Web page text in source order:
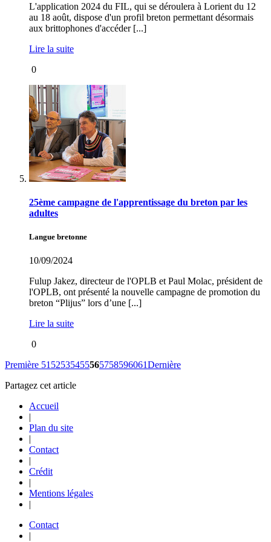
L'application 2024 du FIL, qui se déroulera à Lorient du 12
au 18 août, dispose d'un profil breton permettant désormais
aux brittophones d'accéder [...]
Lire la suite
0
25ème campagne de l'apprentissage du breton par les
adultes
Langue bretonne
10/09/2024
Fulup Jakez, directeur de l'OPLB et Paul Molac, président de
l'OPLB, ont présenté la nouvelle campagne de promotion du
breton “Plijus” lors d’une [...]
Lire la suite
0
Première 5152535455565758596061Dernière
Partagez cet article
Accueil
|
Plan du site
|
Contact
|
Crédit
|
Mentions légales
|
Contact
|